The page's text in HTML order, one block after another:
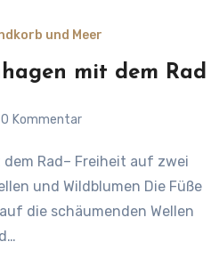
und Meer
mit dem Rad
0 Kommentar
und Wildblumen Die Füße
die schäumenden Wellen